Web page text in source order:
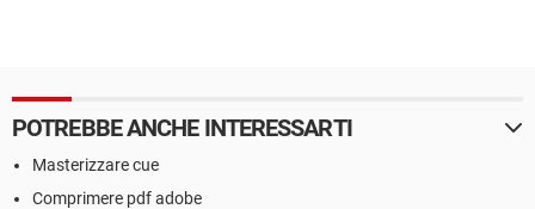
POTREBBE ANCHE INTERESSARTI
Masterizzare cue
Comprimere pdf adobe